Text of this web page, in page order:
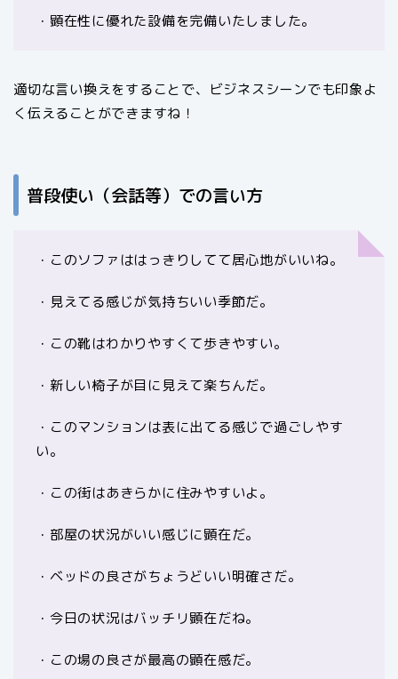
・顕在性に優れた設備を完備いたしました。
適切な言い換えをすることで、ビジネスシーンでも印象よ
く伝えることができますね！
普段使い（会話等）での言い方
・このソファははっきりしてて居心地がいいね。
・見えてる感じが気持ちいい季節だ。
・この靴はわかりやすくて歩きやすい。
・新しい椅子が目に見えて楽ちんだ。
・このマンションは表に出てる感じで過ごしやす
い。
・この街はあきらかに住みやすいよ。
・部屋の状況がいい感じに顕在だ。
・ベッドの良さがちょうどいい明確さだ。
・今日の状況はバッチリ顕在だね。
・この場の良さが最高の顕在感だ。